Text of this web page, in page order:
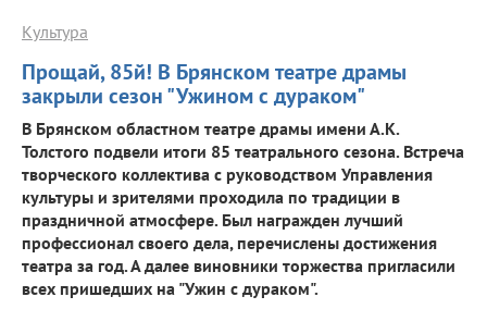
Прощай, 85й! В Брянском театре драмы
закрыли сезон "Ужином с дураком"
Культура
В Брянском областном театре драмы имени А.К.
Толстого подвели итоги 85 театрального сезона. Встреча
творческого коллектива с руководством Управления
культуры и зрителями проходила по традиции в
праздничной атмосфере. Был награжден лучший
профессионал своего дела, перечислены достижения
театра за год. А далее виновники торжества пригласили
всех пришедших на "Ужин с дураком".